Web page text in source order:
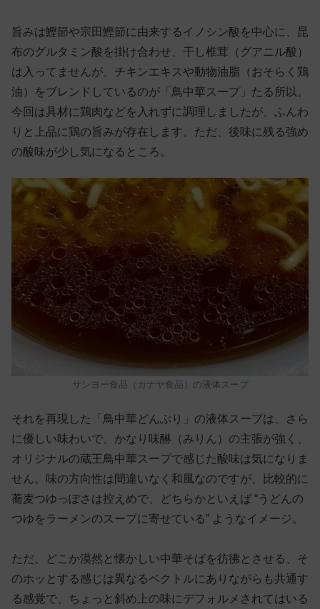
旨みは鰹節や宗田鰹節に由来するイノシン酸を中心に、昆
布のグルタミン酸を掛け合わせ、干し椎茸（グアニル酸）
は入ってませんが、チキンエキスや動物油脂（おそらく鶏
油）をブレンドしているのが「鳥中華スープ」たる所以。
今回は具材に鶏肉などを入れずに調理しましたが、ふんわ
りと上品に鶏の旨みが存在します。ただ、後味に残る強め
の酸味が少し気になるところ。
サンヨー食品（カナヤ食品）の液体スープ
それを再現した「鳥中華どんぶり」の液体スープは、さら
に優しい味わいで、かなり味醂（みりん）の主張が強く、
オリジナルの蔵王鳥中華スープで感じた酸味は気になりま
せん。味の方向性は間違いなく和風なのですが、比較的に
蕎麦つゆっぽさは控えめで、どちらかといえば “うどんの
つゆをラーメンのスープに寄せている” ようなイメージ。
ただ、どこか漠然と懐かしい中華そばを彷彿とさせる、そ
のホッとする感じは異なるベクトルにありながらも共通す
る感覚で、ちょっと斜め上の味にデフォルメされてはいる